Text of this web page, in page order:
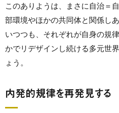
このありようは、まさに自治＝
部環境やほかの共同体と関係し
いつつも、それぞれが自身の規
かでリデザインし続ける多元世
ょう。
内発的規律を再発見する